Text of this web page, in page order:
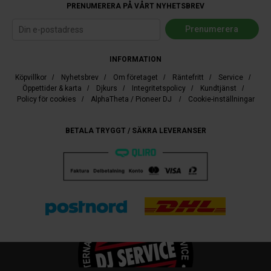
PRENUMERERA PÅ VÅRT NYHETSBREV
INFORMATION
Köpvillkor / Nyhetsbrev / Om företaget / Räntefritt / Service /
Öppettider & karta / Djkurs / Integritetspolicy / Kundtjänst /
Policy för cookies / AlphaTheta / Pioneer DJ / Cookie-inställningar
BETALA TRYGGT / SÄKRA LEVERANSER